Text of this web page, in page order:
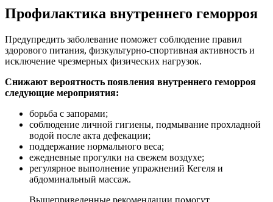
Профилактика внутреннего геморроя
Предупредить заболевание поможет соблюдение правил
здорового питания, физкультурно-спортивная активность и
исключение чрезмерных физических нагрузок.
Снижают вероятность появления внутреннего геморроя
следующие мероприятия:
борьба с запорами;
соблюдение личной гигиены, подмывание прохладной
водой после акта дефекации;
поддержание нормального веса;
ежедневные прогулки на свежем воздухе;
регулярное выполнение упражнений Кегеля и
абдоминальный массаж.